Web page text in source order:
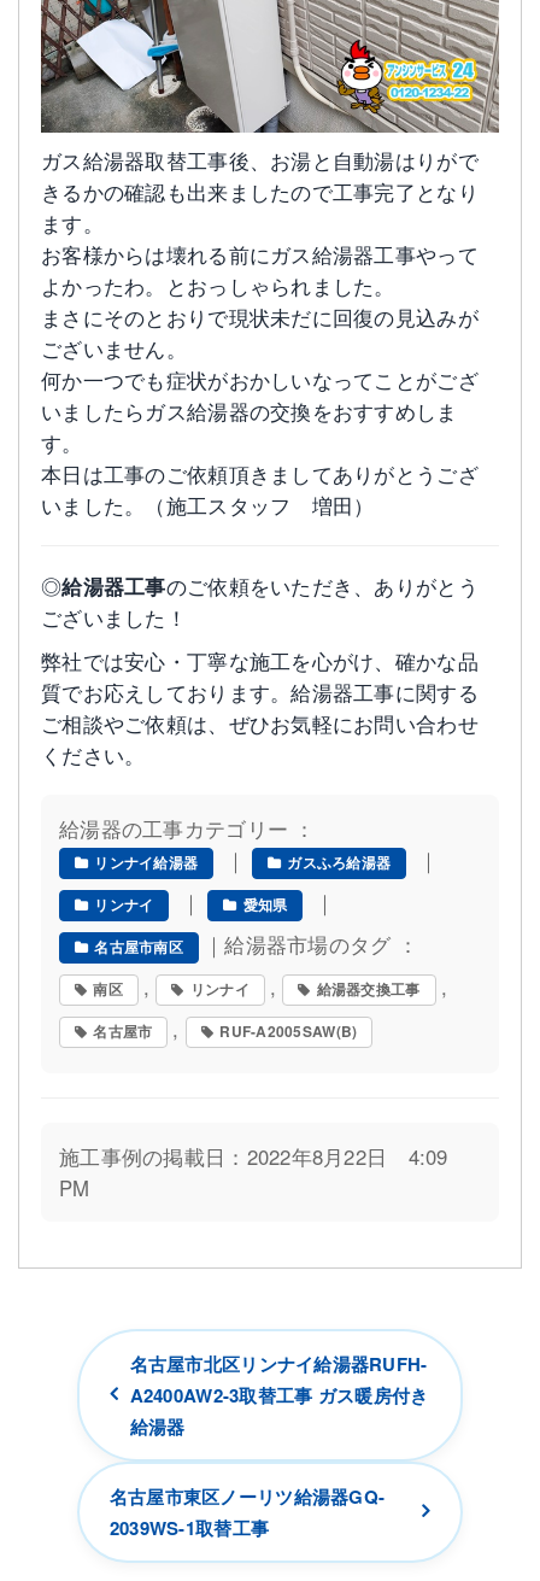
ガス給湯器取替工事後、お湯と自動湯はりがで
きるかの確認も出来ましたので工事完了となり
ます。
お客様からは壊れる前にガス給湯器工事やって
よかったわ。とおっしゃられました。
まさにそのとおりで現状未だに回復の見込みが
ございません。
何か一つでも症状がおかしいなってことがござ
いましたらガス給湯器の交換をおすすめしま
す。
本日は工事のご依頼頂きましてありがとうござ
いました。（施工スタッフ 増田）
◎給湯器工事のご依頼をいただき、ありがとう
ございました！
弊社では安心・丁寧な施工を心がけ、確かな品
質でお応えしております。給湯器工事に関する
ご相談やご依頼は、ぜひお気軽にお問い合わせ
ください。
給湯器の工事カテゴリー ：
リンナイ給湯器 ｜ ガスふろ給湯器 ｜
リンナイ ｜ 愛知県 ｜
名古屋市南区 ｜給湯器市場のタグ ：
南区 , リンナイ , 給湯器交換工事 ,
名古屋市 , RUF-A2005SAW(B)
施工事例の掲載日：2022年8月22日 4:09
PM
名古屋市北区リンナイ給湯器RUFH-
A2400AW2-3取替工事 ガス暖房付き
給湯器
名古屋市東区ノーリツ給湯器GQ-
2039WS-1取替工事